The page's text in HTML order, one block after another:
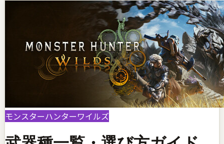
モンスターハンターワイルズ